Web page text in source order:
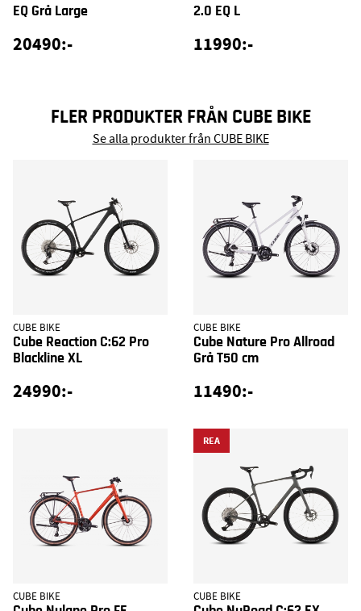
EQ Grå Large
20490:-
2.0 EQ L
11990:-
FLER PRODUKTER FRÅN CUBE BIKE
Se alla produkter från CUBE BIKE
CUBE BIKE
Cube Reaction C:62 Pro
Blackline XL
24990:-
CUBE BIKE
Cube Nature Pro Allroad
Grå T50 cm
11490:-
CUBE BIKE
REA
CUBE BIKE